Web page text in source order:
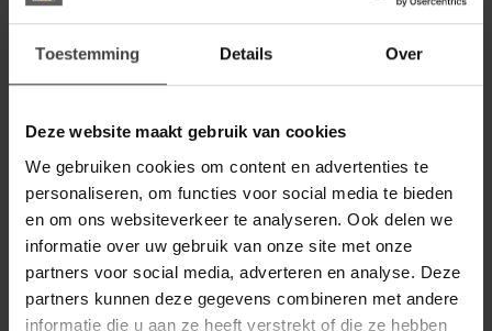
Toestemming Details Over
Deze website maakt gebruik van cookies
We gebruiken cookies om content en advertenties te
personaliseren, om functies voor social media te bieden
en om ons websiteverkeer te analyseren. Ook delen we
informatie over uw gebruik van onze site met onze
partners voor social media, adverteren en analyse. Deze
partners kunnen deze gegevens combineren met andere
informatie die u aan ze heeft verstrekt of die ze hebben
Benoa TV meubel Industrial
Benoa Boekenkast Industrial
Mango met 3 lades
469,00